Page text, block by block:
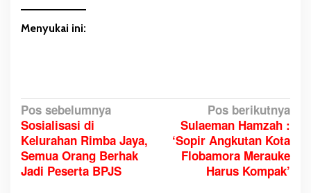
Menyukai ini:
N
a
v
i
Pos sebelumnya
Sosialisasi di
Kelurahan Rimba Jaya,
Semua Orang Berhak
Jadi Peserta BPJS
Pos berikutnya
Sulaeman Hamzah :
‘Sopir Angkutan Kota
Flobamora Merauke
Harus Kompak’